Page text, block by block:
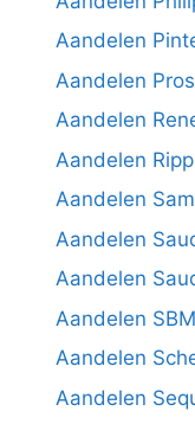
Aandelen
Aandelen
Aandelen
Aandelen
Aandelen
Aandelen
Aandelen
Aandelen
Aandelen
Aandelen